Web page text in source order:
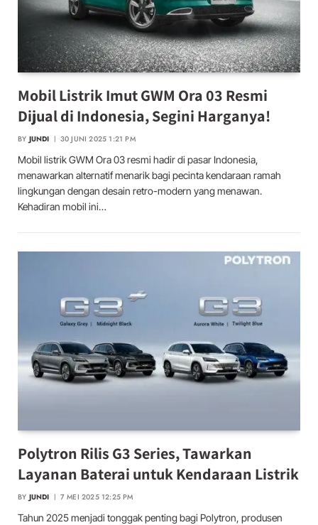
Mobil Listrik Imut GWM Ora 03 Resmi
Dijual di Indonesia, Segini Harganya!
BY JUNDI 30 JUNI 2025 1:21 PM
Mobil listrik GWM Ora 03 resmi hadir di pasar Indonesia,
menawarkan alternatif menarik bagi pecinta kendaraan ramah
lingkungan dengan desain retro-modern yang menawan.
Kehadiran mobil ini…
Polytron Rilis G3 Series, Tawarkan
Layanan Baterai untuk Kendaraan Listrik
BY JUNDI 7 MEI 2025 12:25 PM
Tahun 2025 menjadi tonggak penting bagi Polytron, produsen